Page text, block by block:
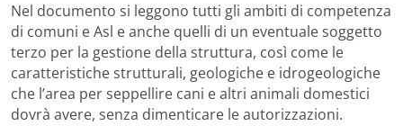
Nel documento si leggono tutti gli ambiti di competenza
di comuni e Asl e anche quelli di un eventuale soggetto
terzo per la gestione della struttura, così come le
caratteristiche strutturali, geologiche e idrogeologiche
che l’area per seppellire cani e altri animali domestici
dovrà avere, senza dimenticare le autorizzazioni.